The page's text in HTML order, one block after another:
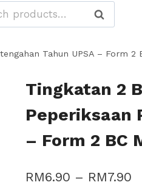
Search
Tahun UPSA – Form 2
Tingkatan 2
Peperiksaan
– Form 2 BC
RM6.90 – RM7.90